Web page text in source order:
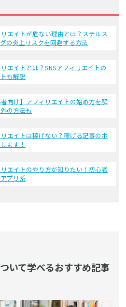
リエイトが危ない理由とは？ステルス
の炎上リスクを回避する方法
リエイトとは？SNSアフィリエイトの
も解説
者向け】アフィリエイトの始め方を解
の方法も
リエイトは稼げない？稼げる記事のポ
ます！
リエイトのやり方が知りたい！初心者
プリ系
いて学べるおすすめ記事